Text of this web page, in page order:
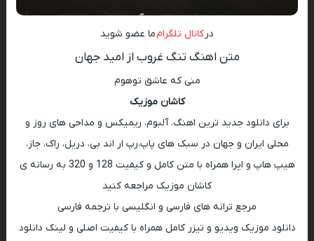
در کانال تلگرامما عضو شوید
متن اهنگ تنگ غروب از امید جهان
منی که عاشق توهوم
کاشان موزیک
برای دانلود جدید ترین اهنگ، آلبوم، ریمیکس و مداحی های روز و
محلی ایران و جهان در سبک های پاپ،رپ ار اند بی، دریل، راک، جاز،
هیپ هاپ و اپرا همراه با متن کامل و کیفیت 128 و 320 به رسانه ی
کاشان موزیک مراجعه کنید
مرجع ترانه های فارسی و انگلیسی با ترجمه فارسی
دانلود موزیک ویدیو و تیزر کامل همراه با کیفیت اصلی و لینک دانلود